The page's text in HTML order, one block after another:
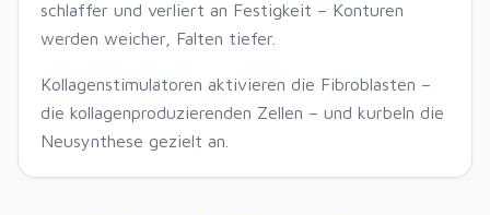
schlaffer und verliert an Festigkeit – Konturen
werden weicher, Falten tiefer.
Kollagenstimulatoren aktivieren die Fibroblasten –
die kollagenproduzierenden Zellen – und kurbeln die
Neusynthese gezielt an.